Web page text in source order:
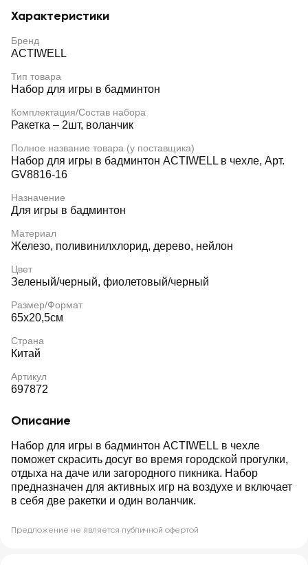
Характеристики
Бренд
ACTIWELL
Тип товара
Набор для игры в бадминтон
Комплектация/Состав набора
Ракетка – 2шт, воланчик
Полное название товара (у поставщика)
Набор для игры в бадминтон ACTIWELL в чехле, Арт.
GV8816-16
Назначение
Для игры в бадминтон
Материал
Железо, поливинилхлорид, дерево, нейлон
Цвет
Зеленый/черный, фиолетовый/черный
Размер/Формат
65x20,5см
Страна
Китай
Артикул
697872
Описание
Набор для игры в бадминтон ACTIWELL в чехле
поможет скрасить досуг во время городской прогулки,
отдыха на даче или загородного пикника. Набор
предназначен для активных игр на воздухе и включает
в себя две ракетки и один воланчик.
Предложение не является публичной офертой